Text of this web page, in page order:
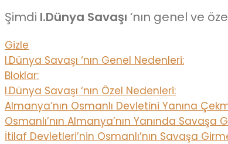
Şimdi I.Dünya Savaşı ‘nın genel ve
Gizle
I.Dünya Savaşı ‘nın Genel Nedenleri:
Bloklar:
I.Dünya Savaşı ‘nın Özel Nedenleri:
Almanya’nın Osmanlı Devletini Yanına
Osmanlı’nın Almanya’nın Yanında Savaşa
İtilaf Devletleri’nin Osmanlı’nın Savaşa